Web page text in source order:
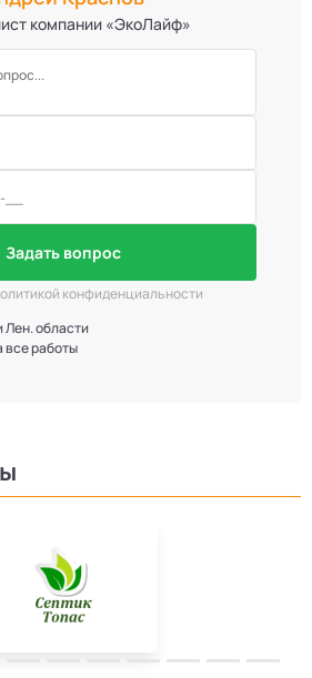
компании «ЭкоЛайф»
Задать вопрос
конфиденциальности
области
все работы